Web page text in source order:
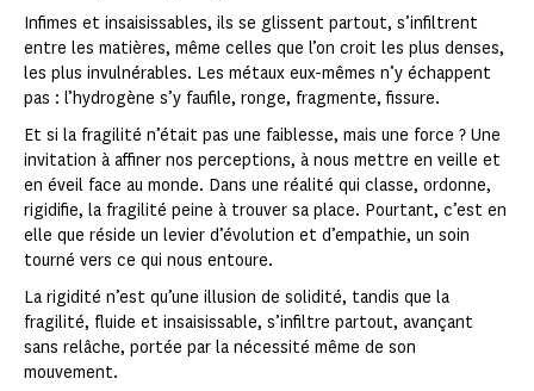
Infimes et insaisissables, ils se glissent partout, s’infiltrent
entre les matières, même celles que l’on croit les plus denses,
les plus invulnérables. Les métaux eux-mêmes n’y échappent
pas : l’hydrogène s’y faufile, ronge, fragmente, fissure.
Et si la fragilité n’était pas une faiblesse, mais une force ? Une
invitation à affiner nos perceptions, à nous mettre en veille et
en éveil face au monde. Dans une réalité qui classe, ordonne,
rigidifie, la fragilité peine à trouver sa place. Pourtant, c’est en
elle que réside un levier d’évolution et d’empathie, un soin
tourné vers ce qui nous entoure.
La rigidité n’est qu’une illusion de solidité, tandis que la
fragilité, fluide et insaisissable, s’infiltre partout, avançant
sans relâche, portée par la nécessité même de son
mouvement.‍